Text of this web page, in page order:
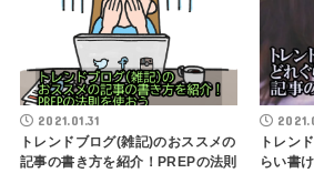
2021.01.31
トレンドブログ(雑記)のおススメの
記事の書き方を紹介！PREPの法則
トレン
らい書